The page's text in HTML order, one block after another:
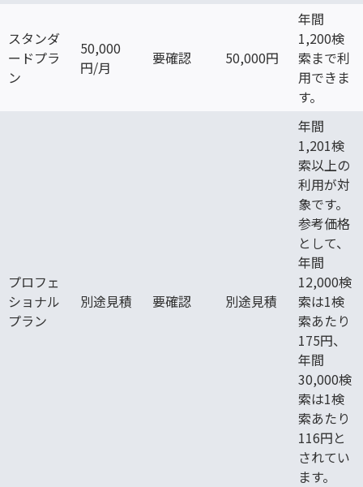
スタンダ
ードプラ
ン
50,000
円/月
要確認 50,000円
年間
1,200検
索まで利
用できま
す。
プロフェ
ショナル
プラン
別途見積 要確認 別途見積
年間
1,201検
索以上の
利用が対
象です。
参考価格
として、
年間
12,000検
索は1検
索あたり
175円、
年間
30,000検
索は1検
索あたり
116円と
されてい
ます。